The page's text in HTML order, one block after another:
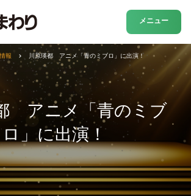
メニュー
アニメ「青のミブ
ロ」に出演！
報 川原瑛都 アニメ「青のミブロ」に出演！